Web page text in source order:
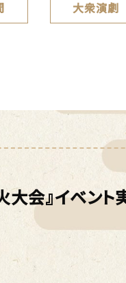
大衆演劇
大会』イベント